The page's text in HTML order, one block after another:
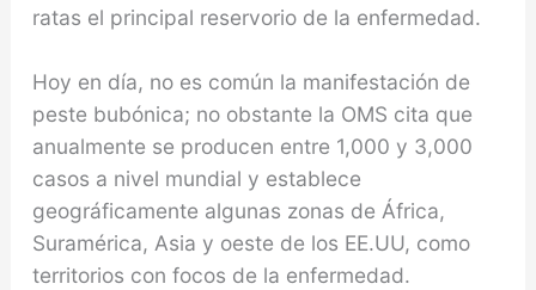
ratas el principal reservorio de la enfer­medad.
Hoy en día, no es común la manifestación de
peste bubónica; no obstante la OMS cita que
anual­mente se producen entre 1,000 y 3,000
casos a nivel mundial y establece
geográficamente algunas zonas de África,
Suramérica, Asia y oeste de los EE.UU, como
territorios con focos de la enfermedad.